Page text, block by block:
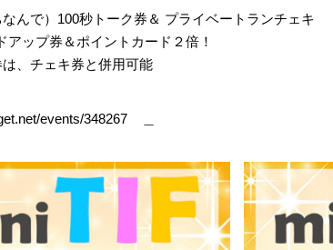
なんで）100秒トーク券＆ プライベートランチェキ
アップ券＆ポイントカード２倍！
、チェキ券と併用可能
events/348267 ＿